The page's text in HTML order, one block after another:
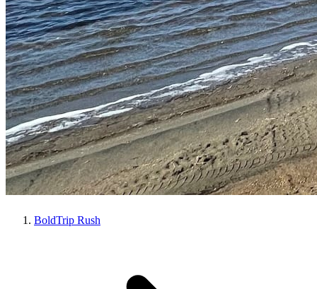
BoldTrip Rush